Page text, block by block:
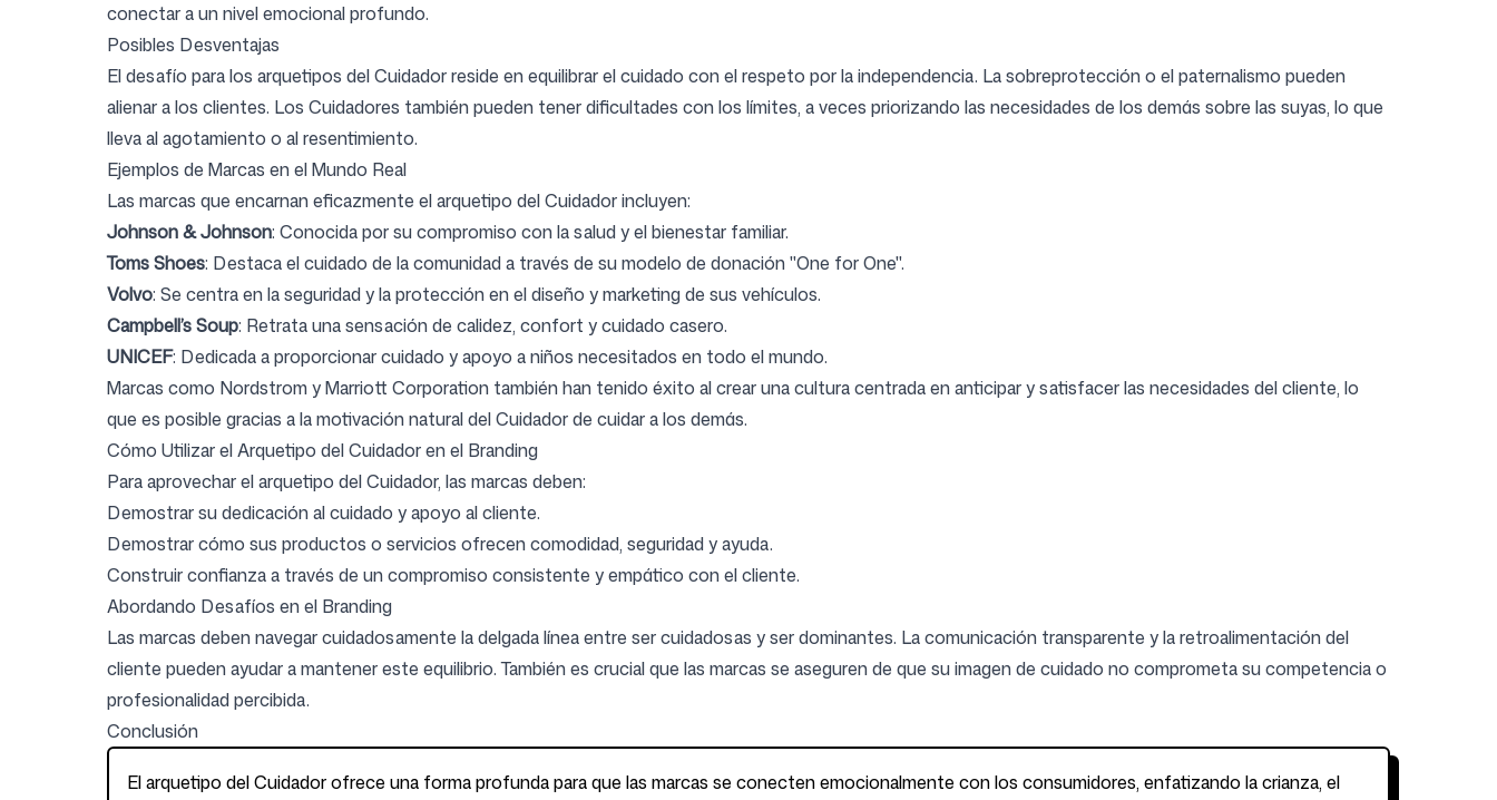
conectar a un nivel emocional profundo.
Posibles Desventajas
El desafío para los arquetipos del Cuidador reside en equilibrar el cuidado con el respeto por la independencia. La sobreprotección o el paternalismo pueden
alienar a los clientes. Los Cuidadores también pueden tener dificultades con los límites, a veces priorizando las necesidades de los demás sobre las suyas, lo que
lleva al agotamiento o al resentimiento.
Ejemplos de Marcas en el Mundo Real
Las marcas que encarnan eficazmente el arquetipo del Cuidador incluyen:
Johnson & Johnson: Conocida por su compromiso con la salud y el bienestar familiar.
Toms Shoes: Destaca el cuidado de la comunidad a través de su modelo de donación "One for One".
Volvo: Se centra en la seguridad y la protección en el diseño y marketing de sus vehículos.
Campbell’s Soup: Retrata una sensación de calidez, confort y cuidado casero.
UNICEF: Dedicada a proporcionar cuidado y apoyo a niños necesitados en todo el mundo.
Marcas como Nordstrom y Marriott Corporation también han tenido éxito al crear una cultura centrada en anticipar y satisfacer las necesidades del cliente, lo
que es posible gracias a la motivación natural del Cuidador de cuidar a los demás.
Cómo Utilizar el Arquetipo del Cuidador en el Branding
Para aprovechar el arquetipo del Cuidador, las marcas deben:
Demostrar su dedicación al cuidado y apoyo al cliente.
Demostrar cómo sus productos o servicios ofrecen comodidad, seguridad y ayuda.
Construir confianza a través de un compromiso consistente y empático con el cliente.
Abordando Desafíos en el Branding
Las marcas deben navegar cuidadosamente la delgada línea entre ser cuidadosas y ser dominantes. La comunicación transparente y la retroalimentación del
cliente pueden ayudar a mantener este equilibrio. También es crucial que las marcas se aseguren de que su imagen de cuidado no comprometa su competencia o
profesionalidad percibida.
Conclusión
El arquetipo del Cuidador ofrece una forma profunda para que las marcas se conecten emocionalmente con los consumidores, enfatizando la crianza, el